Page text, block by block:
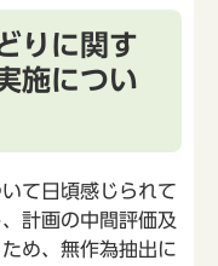
りに関す
施につい
て日頃感じられて
計画の中間評価及
め、無作為抽出に